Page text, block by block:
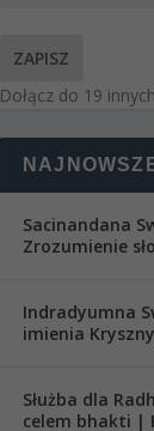
ZAPISZ
Dołącz do 19
Sacinandana
Zrozumienie
Indradyumna
imienia
Służba dla
celem bhakti |